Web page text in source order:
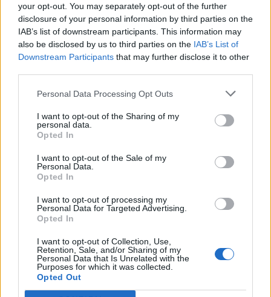
your opt-out. You may separately opt-out of the further
disclosure of your personal information by third parties on the
IAB’s list of downstream participants. This information may
also be disclosed by us to third parties on the IAB’s List of
Downstream Participants that may further disclose it to other
Personal Data Processing Opt Outs
I want to opt-out of the Sharing of my
personal data.
Opted In
I want to opt-out of the Sale of my
Personal Data.
Opted In
I want to opt-out of processing my
Personal Data for Targeted Advertising.
Opted In
I want to opt-out of Collection, Use,
Retention, Sale, and/or Sharing of my
Personal Data that Is Unrelated with the
Purposes for which it was collected.
Opted Out
Wiedza ogólna·Łamigłówki
Co tutaj NIE pasuje?
Literatura
Literatura polska dla mistrzów skojarzeń
Łamigłówki